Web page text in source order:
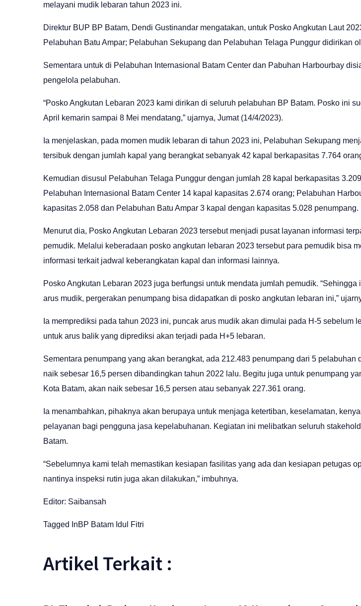
melayani mudik lebaran tahun 2023 ini.
Direktur BUP BP Batam, Dendi Gustinandar mengatakan, untuk Posko Angkutan Laut
Pelabuhan Batu Ampar; Pelabuhan Sekupang dan Pelabuhan Telaga Punggur didirikan
Sementara untuk di Pelabuhan Internasional Batam Center dan Pabuhan Harbourbay
pengelola pelabuhan.
“Posko Angkutan Lebaran 2023 kami dirikan di seluruh pelabuhan BP Batam. Posko ini
April kemarin sampai 8 Mei mendatang,” ujarnya, Jumat (14/4/2023).
Ia menjelaskan, pada momen mudik lebaran di tahun 2023 ini, Pelabuhan Sekupang
tersibuk dengan jumlah kapal yang berangkat sebanyak 42 kapal berkapasitas 7.764
Kemudian disusul Pelabuhan Telaga Punggur dengan jumlah 28 kapal berkapasitas
Pelabuhan Internasional Batam Center 14 kapal kapasitas 2.674 orang; Pelabuhan
kapasitas 2.058 dan Pelabuhan Batu Ampar 3 kapal dengan kapasitas 5.028 penumpang.
Menurut dia, Posko Angkutan Lebaran 2023 tersebut menjadi pusat layanan informasi
pemudik. Melalui keberadaan posko angkutan lebaran 2023 tersebut para pemudik bisa
informasi terkait jadwal keberangkatan kapal dan informasi lainnya.
Posko Angkutan Lebaran 2023 juga berfungsi untuk mendata jumlah pemudik. “Sehingga
arus mudik, pergerakan penumpang bisa didapatkan di posko angkutan lebaran ini,”
Ia memprediksi pada tahun 2023 ini, puncak arus mudik akan dimulai pada H-5 sebelum
untuk arus balik yang diprediksi akan terjadi pada H+5 lebaran.
Sementara penumpang yang akan berangkat, ada 212.483 penumpang dari 5 pelabuhan
naik sebesar 16,5 persen dibandingkan tahun 2022 lalu. Begitu juga untuk penumpang
Kota Batam, akan naik sebesar 16,5 persen atau sebanyak 227.361 orang.
Ia menambahkan, pihaknya akan berupaya untuk menjaga ketertiban, keselamatan,
pelayanan bagi pengguna jasa kepelabuhanan. Kegiatan ini melibatkan seluruh
Batam.
“Sebelumnya kami telah memastikan kesiapan fasilitas yang ada dan kesiapan petugas
nantinya inspeksi rutin juga akan dilakukan,” imbuhnya.
Editor: Saibansah
Tagged InBP Batam Idul Fitri
Artikel Terkait :